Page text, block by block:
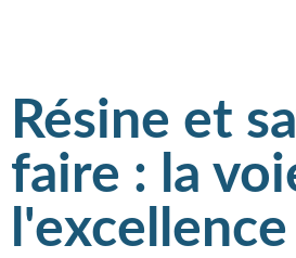
Résine et
faire : la
l'excellence